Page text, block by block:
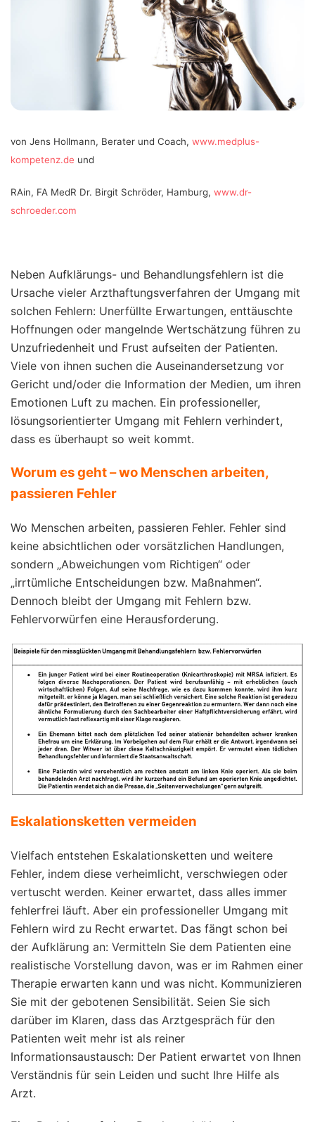
von Jens Hollmann, Berater und Coach, www.medplus-
kompetenz.de und
RAin, FA MedR Dr. Birgit Schröder, Hamburg, www.dr-
schroeder.com
Neben Aufklärungs- und Behandlungsfehlern ist die
Ursache vieler Arzthaftungsverfahren der Umgang mit
solchen Fehlern: Unerfüllte Erwartungen, enttäuschte
Hoffnungen oder mangelnde Wertschätzung führen zu
Unzufriedenheit und Frust aufseiten der Patienten.
Viele von ihnen suchen die Auseinandersetzung vor
Gericht und/oder die Information der Medien, um ihren
Emotionen Luft zu machen. Ein professioneller,
lösungsorientierter Umgang mit Fehlern verhindert,
dass es überhaupt so weit kommt.
Worum es geht – wo Menschen arbeiten,
passieren Fehler
Wo Menschen arbeiten, passieren Fehler. Fehler sind
keine absichtlichen oder vorsätzlichen Handlungen,
sondern „Abweichungen vom Richtigen“ oder
„irrtümliche Entscheidungen bzw. Maßnahmen“.
Dennoch bleibt der Umgang mit Fehlern bzw.
Fehlervorwürfen eine Herausforderung.
Eskalationsketten vermeiden
Vielfach entstehen Eskalationsketten und weitere
Fehler, indem diese verheimlicht, verschwiegen oder
vertuscht werden. Keiner erwartet, dass alles immer
fehlerfrei läuft. Aber ein professioneller Umgang mit
Fehlern wird zu Recht erwartet. Das fängt schon bei
der Aufklärung an: Vermitteln Sie dem Patienten eine
realistische Vorstellung davon, was er im Rahmen einer
Therapie erwarten kann und was nicht. Kommunizieren
Sie mit der gebotenen Sensibilität. Seien Sie sich
darüber im Klaren, dass das Arztgespräch für den
Patienten weit mehr ist als reiner
Informationsaustausch: Der Patient erwartet von Ihnen
Verständnis für sein Leiden und sucht Ihre Hilfe als
Arzt.